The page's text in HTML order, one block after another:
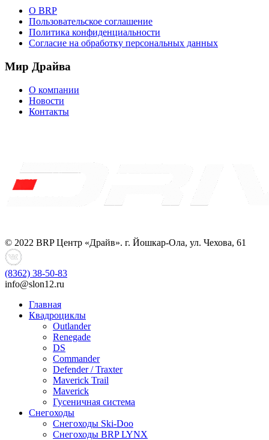
О BRP
Пользовательское соглашение
Политика конфиденциальности
Согласие на обработку персональных данных
Мир Драйва
О компании
Новости
Контакты
© 2022 BRP Центр «Драйв». г. Йошкар-Ола, ул. Чехова, 61
(8362) 38-50-83
info@slon12.ru
Главная
Квадроциклы
Outlander
Renegade
DS
Commander
Defender / Traxter
Maverick Trail
Maverick
Гусеничная система
Снегоходы
Снегоходы Ski-Doo
Снегоходы BRP LYNX